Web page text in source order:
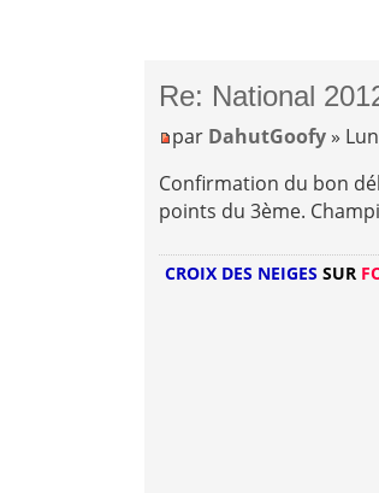
Re: National
par DahutGoofy »
Confirmation du bon
points du 3ème.
CROIX DES NEIGES SUR